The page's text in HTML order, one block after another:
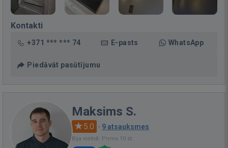
Kontakti
+371 *** *** 74 E-pasts WhatsApp
Piedāvāt pasūtījumu
Maksims S.
5.0 · 9 atsauksmes
Bija vietnē: Pirms 10 st.